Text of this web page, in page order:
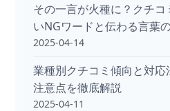
その一言が火種に？クチ
いNGワードと伝わる言葉
2025-04-14
業種別クチコミ傾向と対応
注意点を徹底解説
2025-04-11